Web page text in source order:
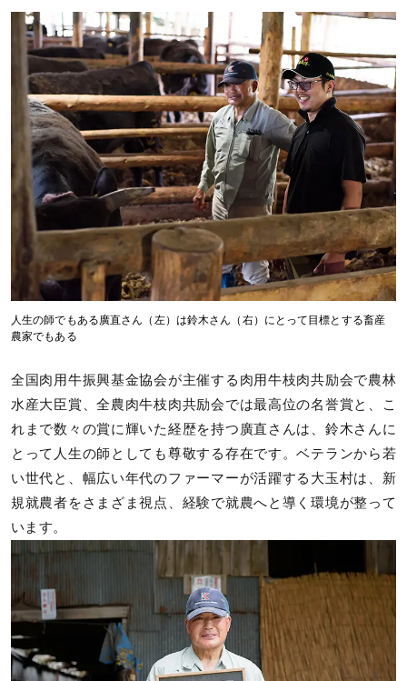
人生の師でもある廣直さん（左）は鈴木さん（右）にとって目標とする畜産
農家でもある
全国肉用牛振興基金協会が主催する肉用牛枝肉共励会で農林
水産大臣賞、全農肉牛枝肉共励会では最高位の名誉賞と、こ
れまで数々の賞に輝いた経歴を持つ廣直さんは、鈴木さんに
とって人生の師としても尊敬する存在です。ベテランから若
い世代と、幅広い年代のファーマーが活躍する大玉村は、新
規就農者をさまざま視点、経験で就農へと導く環境が整って
います。